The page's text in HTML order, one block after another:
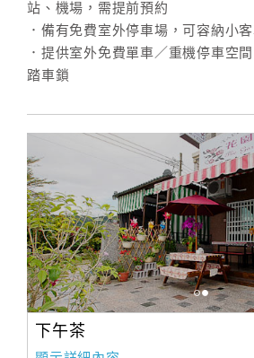
站、機場，需提前預約
．備有免費室外停車場，可容納小
．提供室外免費單車／重機停車空
踏車鎖
下午茶